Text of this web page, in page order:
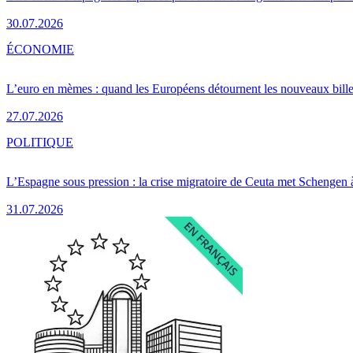
30.07.2026
L’euro en mèmes : quand les Européens détournent les nouveaux
27.07.2026
ÉCONOMIE
L’Espagne sous pression : la crise migratoire de Ceuta met Schengen
31.07.2026
POLITIQUE